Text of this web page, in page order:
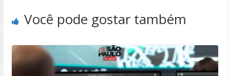
Você pode gostar também